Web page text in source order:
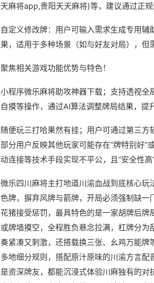
天麻将app,贵阳天天麻将)等，建议通过正规
自定义修改牌：用户可输入需求生成专用
果，适用于多种场景（如与好友对局），但
聚焦相关游戏功能优势与特色！
小程序微乐麻将助攻神器下载；支持透视
自摸等操作，通过AI算法调整牌局结果，提
随便玩三打哈果然有挂；用户可通过第三方
部分用户反映其他玩家可能存在“牌特别好”
动连接等技术手段实现不平公，且“安全性高
微乐四川麻将主打地道川渝血战到底核心
色牌，摒弃风牌与箭牌，开局必须强制缺
花猪接受惩罚，最具特色的是一家胡牌后
或牌墙摸空，全程胜负悬念拉满，杠牌分
奏紧凑又刺激，还搭载换三张、幺鸡万能
多地细分规则，搭配原汁原味的川渝方言
是资深牌友，都能沉浸式体验川麻独有的对